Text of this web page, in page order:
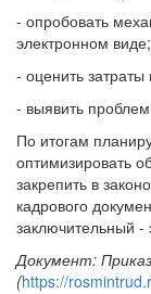
- опробовать
электронном виде;
- оценить затраты
- выявить
По итогам
оптимизировать
закрепить в
кадрового
заключительный -
Документ:
(https://